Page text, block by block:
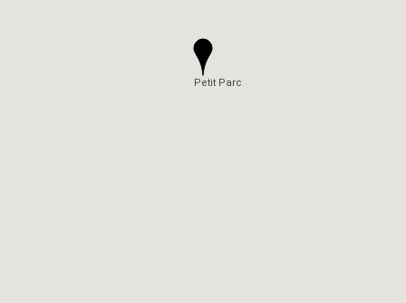
Petit Parc